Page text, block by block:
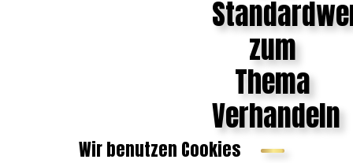
zum
Thema
Verhandeln
Wir benutzen Cookies